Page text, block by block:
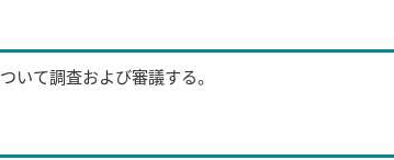
いて調査および審議する。